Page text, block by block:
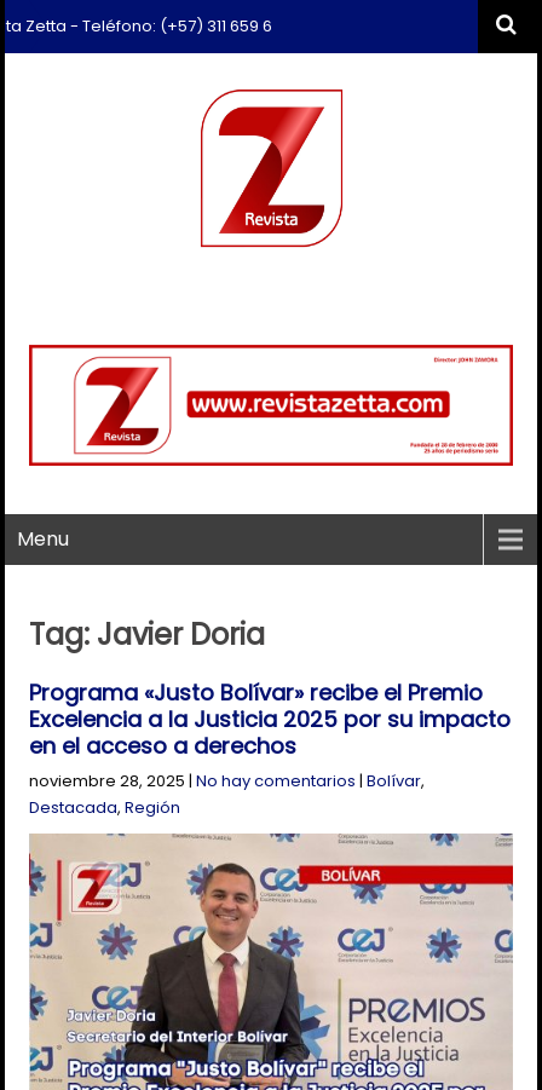
(+57) 311 659 6374 - Correo: revista.zetta@gmail.com
Menu
Tag: Javier Doria
Programa «Justo Bolívar» recibe el Premio
Excelencia a la Justicia 2025 por su impacto
en el acceso a derechos
noviembre 28, 2025 |No hay comentarios |Bolívar,
Destacada,Región